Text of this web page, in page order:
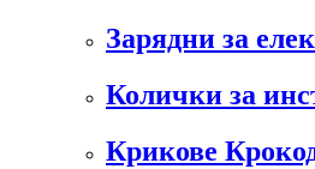
Зарядни за
Колички за
Крикове